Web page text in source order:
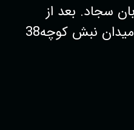
سجاد. بعد از
چهارراه سپهسالار حدفاصل میدان نبش کوچه38